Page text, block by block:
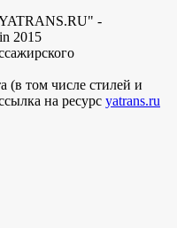
-
2015
(в том числе стилей и
на ресурс yatrans.ru